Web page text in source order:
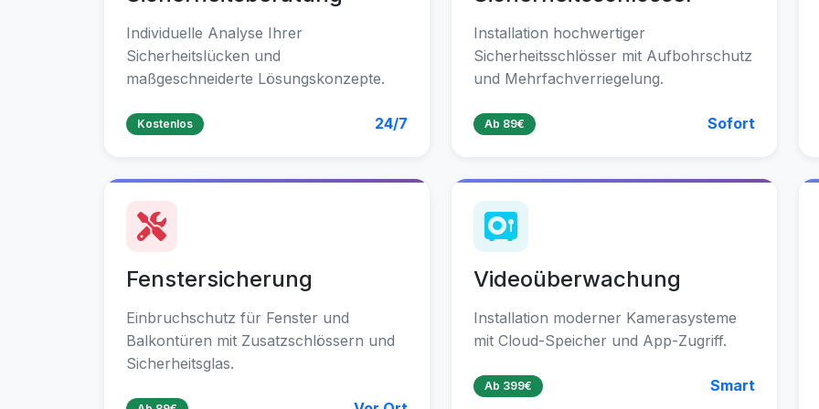
Individuelle Analyse Ihrer
Sicherheitslücken und
maßgeschneiderte Lösungskonzepte.
Kostenlos 24/7
Installation hochwertiger
Sicherheitsschlösser mit Aufbohrschutz
und Mehrfachverriegelung.
Ab 89€ Sofort
Fenstersicherung
Einbruchschutz für Fenster und
Balkontüren mit Zusatzschlössern und
Sicherheitsglas.
Videoüberwachung
Installation moderner Kamerasysteme
mit Cloud-Speicher und App-Zugriff.
Ab 399€ Smart